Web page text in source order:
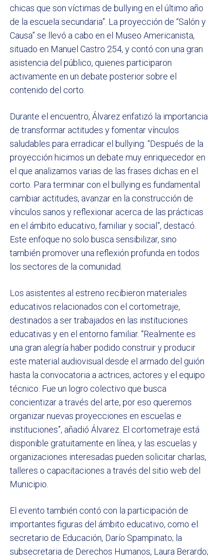
chicas que son víctimas de bullying en el último año
de la escuela secundaria”. La proyección de “Salón y
Causa” se llevó a cabo en el Museo Americanista,
situado en Manuel Castro 254, y contó con una gran
asistencia del público, quienes participaron
activamente en un debate posterior sobre el
contenido del corto.
Durante el encuentro, Álvarez enfatizó la importancia
de transformar actitudes y fomentar vínculos
saludables para erradicar el bullying. “Después de la
proyección hicimos un debate muy enriquecedor en
el que analizamos varias de las frases dichas en el
corto. Para terminar con el bullying es fundamental
cambiar actitudes, avanzar en la construcción de
vínculos sanos y reflexionar acerca de las prácticas
en el ámbito educativo, familiar y social”, destacó.
Este enfoque no solo busca sensibilizar, sino
también promover una reflexión profunda en todos
los sectores de la comunidad.
Los asistentes al estreno recibieron materiales
educativos relacionados con el cortometraje,
destinados a ser trabajados en las instituciones
educativas y en el entorno familiar. “Realmente es
una gran alegría haber podido construir y producir
este material audiovisual desde el armado del guión
hasta la convocatoria a actrices, actores y el equipo
técnico. Fue un logro colectivo que busca
concientizar a través del arte, por eso queremos
organizar nuevas proyecciones en escuelas e
instituciones”, añadió Álvarez. El cortometraje está
disponible gratuitamente en línea, y las escuelas y
organizaciones interesadas pueden solicitar charlas,
talleres o capacitaciones a través del sitio web del
Municipio.
El evento también contó con la participación de
importantes figuras del ámbito educativo, como el
secretario de Educación, Darío Spampinato; la
subsecretaria de Derechos Humanos, Laura Berardo;